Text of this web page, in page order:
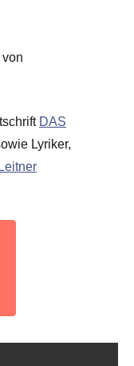
DAS
Lyriker,